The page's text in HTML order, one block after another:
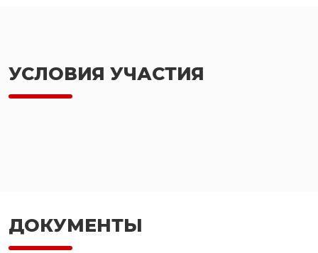
УСЛОВИЯ УЧАСТИЯ
ДОКУМЕНТЫ